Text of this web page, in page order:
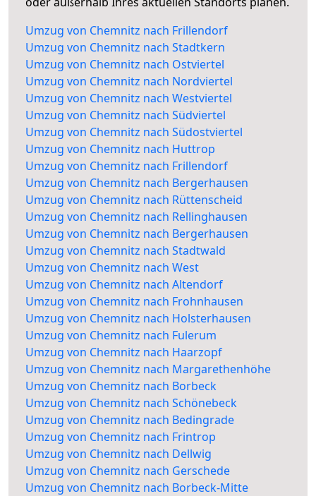
Umzug von Chemnitz nach Frillendorf
Umzug von Chemnitz nach Stadtkern
Umzug von Chemnitz nach Ostviertel
Umzug von Chemnitz nach Nordviertel
Umzug von Chemnitz nach Westviertel
Umzug von Chemnitz nach Südviertel
Umzug von Chemnitz nach Südostviertel
Umzug von Chemnitz nach Huttrop
Umzug von Chemnitz nach Frillendorf
Umzug von Chemnitz nach Bergerhausen
Umzug von Chemnitz nach Rüttenscheid
Umzug von Chemnitz nach Rellinghausen
Umzug von Chemnitz nach Bergerhausen
Umzug von Chemnitz nach Stadtwald
Umzug von Chemnitz nach West
Umzug von Chemnitz nach Altendorf
Umzug von Chemnitz nach Frohnhausen
Umzug von Chemnitz nach Holsterhausen
Umzug von Chemnitz nach Fulerum
Umzug von Chemnitz nach Haarzopf
Umzug von Chemnitz nach Margarethenhöhe
Umzug von Chemnitz nach Borbeck
Umzug von Chemnitz nach Schönebeck
Umzug von Chemnitz nach Bedingrade
Umzug von Chemnitz nach Frintrop
Umzug von Chemnitz nach Dellwig
Umzug von Chemnitz nach Gerschede
Umzug von Chemnitz nach Borbeck-Mitte